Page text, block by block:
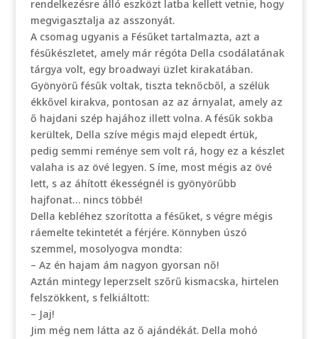
rendelkezésre álló eszközt latba kellett vetnie, hogy
megvigasztalja az asszonyát.
A csomag ugyanis a Fésűket tartalmazta, azt a
fésűkészletet, amely már régóta Della csodálatának
tárgya volt, egy broadwayi üzlet kirakatában.
Gyönyörű fésűk voltak, tiszta teknőcből, a szélük
ékkővel kirakva, pontosan az az árnyalat, amely az
ő hajdani szép hajához illett volna. A fésűk sokba
kerültek, Della szíve mégis majd elepedt értük,
pedig semmi reménye sem volt rá, hogy ez a készlet
valaha is az övé legyen. S íme, most mégis az övé
lett, s az áhított ékességnél is gyönyörűbb
hajfonat… nincs többé!
Della kebléhez szorította a fésűket, s végre mégis
ráemelte tekintetét a férjére. Könnyben úszó
szemmel, mosolyogva mondta:
– Az én hajam ám nagyon gyorsan nő!
Aztán mintegy leperzselt szőrű kismacska, hirtelen
felszökkent, s felkiáltott:
– Jaj!
Jim még nem látta az ő ajándékát. Della mohó